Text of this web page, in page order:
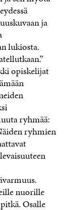
ja
lukiosta.
opiskelijat
ryhmää:
ryhmien
nuorille
Osalle